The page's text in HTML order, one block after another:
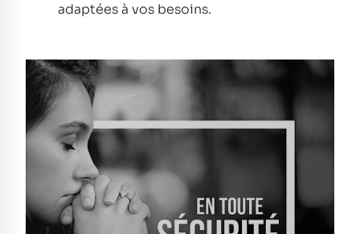
adaptées à vos besoins.